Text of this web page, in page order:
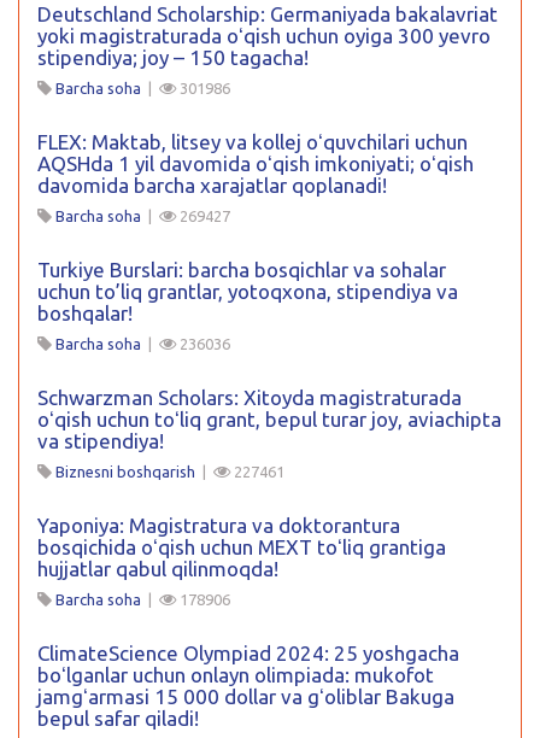
Deutschland Scholarship: Germaniyada bakalavriat
yoki magistraturada oʻqish uchun oyiga 300 yevro
stipendiya; joy – 150 tagacha!
Barcha soha | 301986
FLEX: Maktab, litsey va kollej oʻquvchilari uchun
AQSHda 1 yil davomida oʻqish imkoniyati; oʻqish
davomida barcha xarajatlar qoplanadi!
Barcha soha | 269427
Turkiye Burslari: barcha bosqichlar va sohalar
uchun to’liq grantlar, yotoqxona, stipendiya va
boshqalar!
Barcha soha | 236036
Schwarzman Scholars: Xitoyda magistraturada
oʻqish uchun toʻliq grant, bepul turar joy, aviachipta
va stipendiya!
Biznesni boshqarish | 227461
Yaponiya: Magistratura va doktorantura
bosqichida oʻqish uchun MEXT toʻliq grantiga
hujjatlar qabul qilinmoqda!
Barcha soha | 178906
ClimateScience Olympiad 2024: 25 yoshgacha
boʻlganlar uchun onlayn olimpiada: mukofot
jamgʻarmasi 15 000 dollar va gʻoliblar Bakuga
bepul safar qiladi!